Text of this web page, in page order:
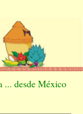
... desde México